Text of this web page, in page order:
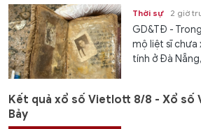
Thời sự 2 giờ
GD&TĐ -
mộ liệt sĩ chưa
tính ở Đà
Kết quả xổ số Vietlott 8/8 - Xổ
Bảy